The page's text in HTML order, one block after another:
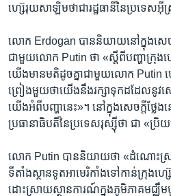
ហ្ស៊េរុយសាឡិម​ថា​ជា​រដ្ឋធានី​នៃ​ប្រទេស​អ៊ី
លោក Erdogan បាន​និយាយ​នៅ​ក្នុង​សេច
ជា​មួយ​លោក Putin ថា «ស្តី​ពី​បញ្ហា​ក្រុង​ហ្
យើង​មាន​មតិ​ដូចគ្នា​ជាមួយ​លោក Putin
ព្រៀង​មួយ​ថា​យើង​នឹង​រក្សា​ទុក​ដដែល​នូវ​
យើង​អំពី​បញ្ហា​នេះ»។ នៅ​ក្នុង​សេចក្តី​ថ្ល
ប្រធានាធិបតី​នៃ​ប្រទេស​រុស្ស៊ី​ថា ជា «ប្រិយ
លោក Putin បាន​និយាយ​ថា «ដំណោះស្រា
ទីតាំង​ស្ថាន​ទូតអាមេរិកាំង​ទៅ​កាន់​ក្រុង​
ដោះស្រាយ​ស្ថានការណ៍​ក្នុង​ភូមិ​ភាគ​មជ្ឈឹម